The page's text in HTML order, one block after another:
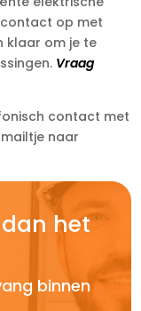
contact op met
klaar om je te
Vraag
contact met
naar
het
binnen